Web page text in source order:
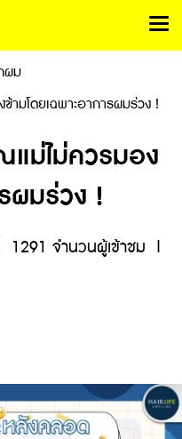
ผม
มโดยเฉพาะอาการผมร่วง !
ม่ไม่ควรมอง
ผมร่วง !
1291 จำนวนผู้เข้าชม |